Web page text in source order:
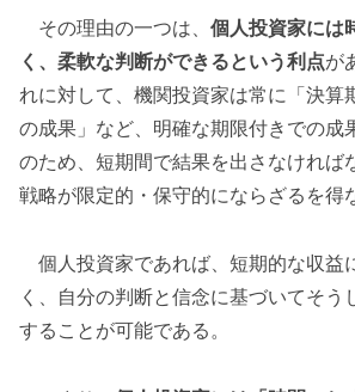
その理由の一つは、 個人投資家には
く、柔軟な判断ができるという利点が
れに対して、機関投資家は常に「決算
の成果」など、明確な期限付きでの成
のため、短期間で結果を出さなければ
戦略が限定的・保守的にならざるを得
個人投資家であれば、短期的な収益
く、自分の判断と信念に基づいてそう
することが可能である。